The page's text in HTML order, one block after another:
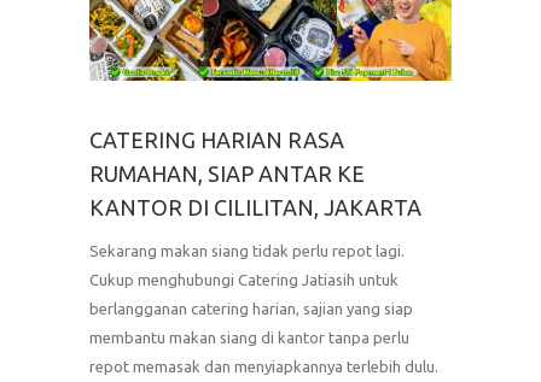
CATERING HARIAN RASA
RUMAHAN, SIAP ANTAR KE
KANTOR DI CILILITAN, JAKARTA
Sekarang makan siang tidak perlu repot lagi.
Cukup menghubungi Catering Jatiasih untuk
berlangganan catering harian, sajian yang siap
membantu makan siang di kantor tanpa perlu
repot memasak dan menyiapkannya terlebih dulu.